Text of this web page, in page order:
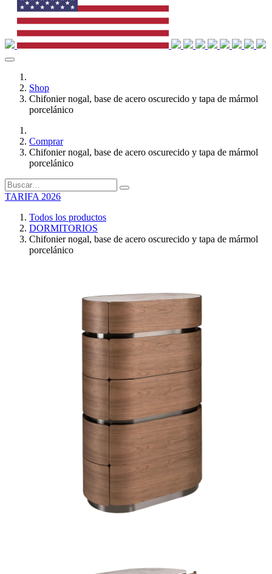
Shop
Chifonier nogal, base de acero oscurecido y tapa de mármol
porcelánico
Comprar
Chifonier nogal, base de acero oscurecido y tapa de mármol
porcelánico
TARIFA 2026
Todos los productos
DORMITORIOS
Chifonier nogal, base de acero oscurecido y tapa de mármol
porcelánico